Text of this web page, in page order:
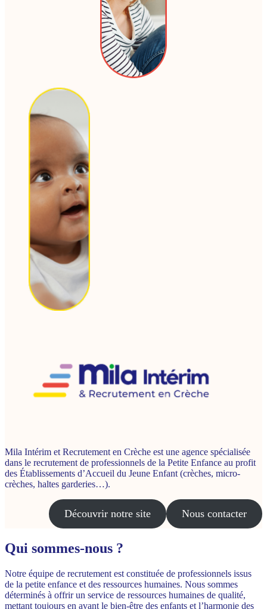
Mila Intérim et Recrutement en Crèche est une agence spécialisée
dans le recrutement de professionnels de la Petite Enfance au profit
des Établissements d’Accueil du Jeune Enfant (crèches, micro-
crèches, haltes garderies…).
Découvrir notre site Nous contacter
Qui sommes-nous ?
Notre équipe de recrutement est constituée de professionnels issus
de la petite enfance et des ressources humaines. Nous sommes
déterminés à offrir un service de ressources humaines de qualité,
mettant toujours en avant le bien-être des enfants et l’harmonie des